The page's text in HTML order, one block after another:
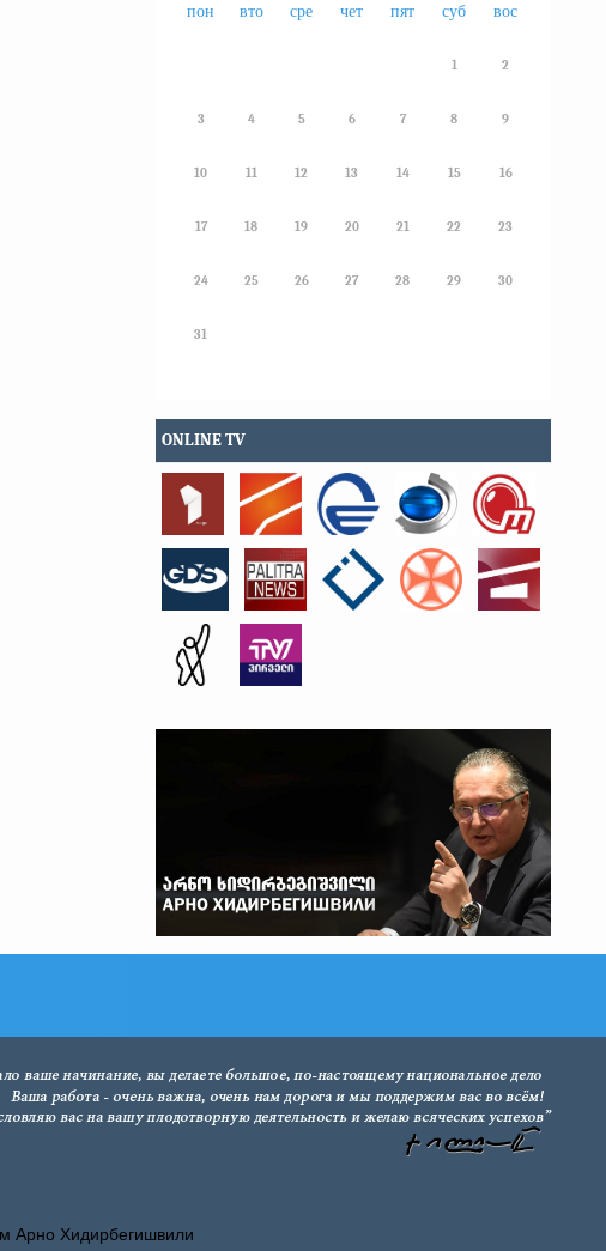
пон вто сре чет пят суб вос
1 2
3 4 5 6 7 8 9
10 11 12 13 14 15 16
17 18 19 20 21 22 23
24 25 26 27 28 29 30
31
ONLINE TV
Арно Хидирбегишвили